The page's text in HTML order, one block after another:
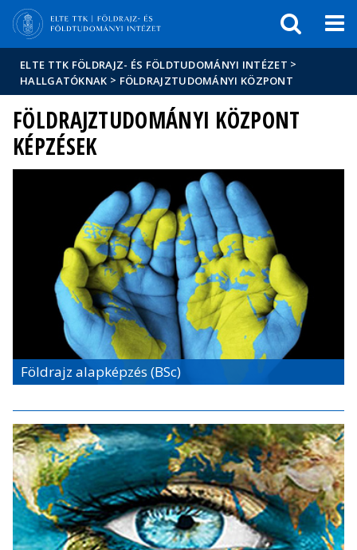
Hírek
Események
ELTE a
sajtóban
ELTE TTK FÖLDRAJZ- ÉS FÖLDTUDOMÁNYI INTÉZET >
HALLGATÓKNAK > FÖLDRAJZTUDOMÁNYI KÖZPONT
FÖLDRAJZTUDOMÁNYI KÖZPONT
KÉPZÉSEK
Földrajz alapképzés (BSc)